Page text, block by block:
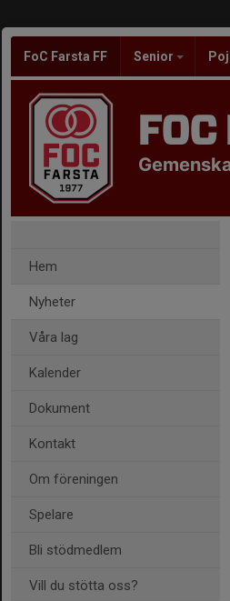
FoC Farsta FF Senior
Hem
Nyheter
Våra lag
Kalender
Dokument
Kontakt
Om föreningen
Spelare
Bli stödmedlem
Vill du stötta oss?